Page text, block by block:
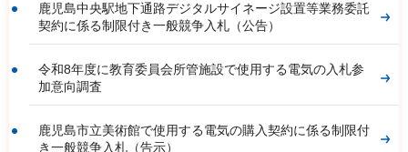
鹿児島中央駅地下通路デジタルサイネージ設置等業務委託
契約に係る制限付き一般競争入札（公告）
令和8年度に教育委員会所管施設で使用する電気の入札参
加意向調査
鹿児島市立美術館で使用する電気の購入契約に係る制限付
き一般競争入札（告示）